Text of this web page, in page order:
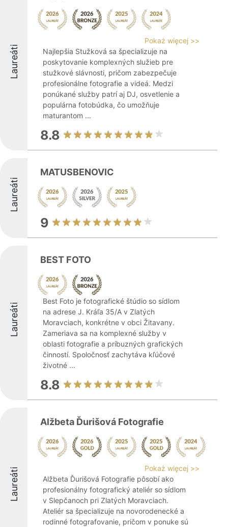
Laureáti
Pokaż więcej >>
Najlepšia Stužková sa špecializuje na
poskytovanie komplexných služieb pre
stužkové slávnosti, pričom zabezpečuje
profesionálne fotografie a videá. Medzi
ponúkané služby patrí aj DJ, osvetlenie a
populárna fotobúdka, čo umožňuje
maturantom ...
8.8
Laureáti
MATUSBENOVIC
9
Laureáti
BEST FOTO
Best Foto je fotografické štúdio so sídlom
na adrese J. Kráľa 35/A v Zlatých
Moravciach, konkrétne v obci Žitavany.
Zameriava sa na komplexné služby v
oblasti fotografie a príbuzných grafických
činností. Spoločnosť zachytáva kľúčové
životné ...
8.8
Laureáti
Alžbeta Ďurišová Fotografie
Pokaż więcej >>
Alžbeta Ďurišová Fotografie pôsobí ako
profesionálny fotografický ateliér so sídlom
v Slepčanoch pri Zlatých Moravciach.
Ateliér sa špecializuje na novorodenecké a
rodinné fotografovanie, pričom v ponuke sú